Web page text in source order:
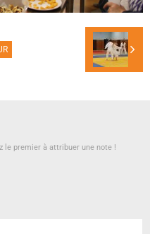
le premier à attribuer une note !